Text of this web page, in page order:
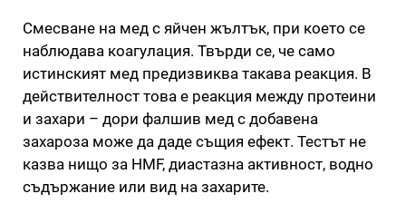
Смесване на мед с яйчен жълтък, при което се
наблюдава коагулация. Твърди се, че само
истинският мед предизвиква такава реакция. В
действителност това е реакция между протеини
и захари – дори фалшив мед с добавена
захароза може да даде същия ефект. Тестът не
казва нищо за HMF, диастазна активност, водно
съдържание или вид на захарите.